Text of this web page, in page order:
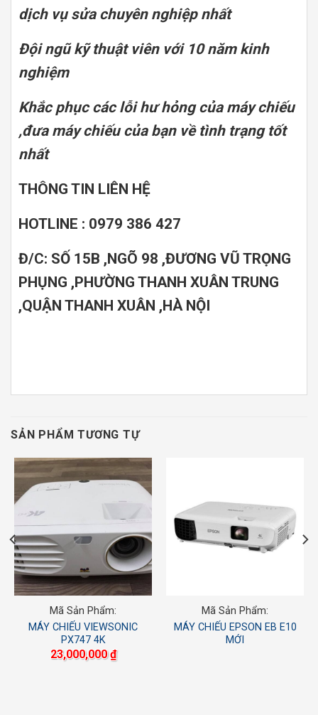
dịch vụ sửa chuyên nghiệp nhất
Đội ngũ kỹ thuật viên với 10 năm kinh
nghiệm
Khắc phục các lỗi hư hỏng của máy chiếu
,đưa máy chiếu của bạn về tình trạng tốt
nhất
THÔNG TIN LIÊN HỆ
HOTLINE : 0979 386 427
Đ/C: SỐ 15B ,NGÕ 98 ,ĐƯƠNG VŨ TRỌNG
PHỤNG ,PHƯỜNG THANH XUÂN TRUNG
,QUẬN THANH XUÂN ,HÀ NỘI
SẢN PHẨM TƯƠNG TỰ
Mã Sản Phẩm:
MÁY CHIẾU VIEWSONIC
PX747 4K
23,000,000₫
Mã Sản Phẩm:
MÁY CHIẾU EPSON EB E10
MỚI